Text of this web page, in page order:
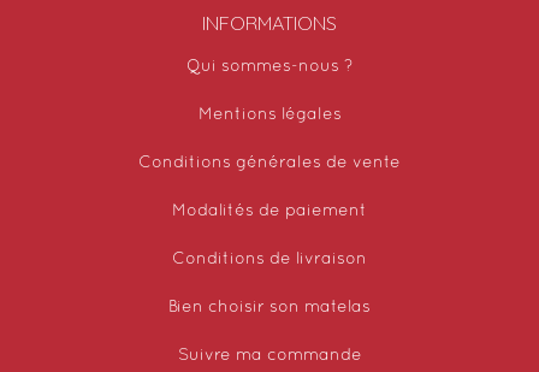
INFORMATIONS
Qui sommes-nous ?
Mentions légales
Conditions générales de vente
Modalités de paiement
Conditions de livraison
Bien choisir son matelas
Suivre ma commande